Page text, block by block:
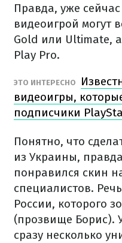
Правда, уже
видеоигрой могут
Gold или Ultimate,
Play Pro.
ЭТО ИНТЕРЕСНО
видеоигры,
подписчики
Понятно, что
из Украины,
понравился скин
специалистов.
России, которого
(прозвище Борис).
сразу несколько